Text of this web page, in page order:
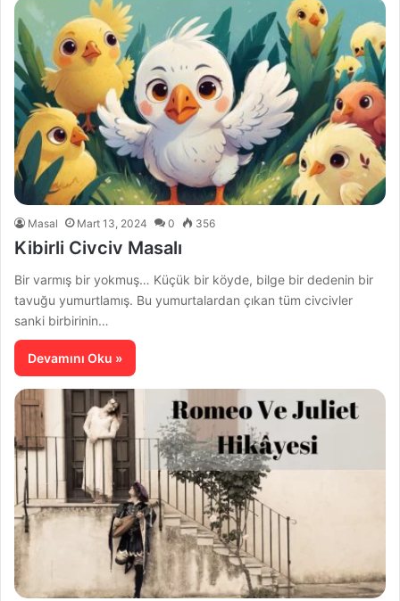
Masal Mart 13, 2024 0 356
Kibirli Civciv Masalı
Bir varmış bir yokmuş… Küçük bir köyde, bilge bir dedenin bir
tavuğu yumurtlamış. Bu yumurtalardan çıkan tüm civcivler
sanki birbirinin…
Devamını Oku »